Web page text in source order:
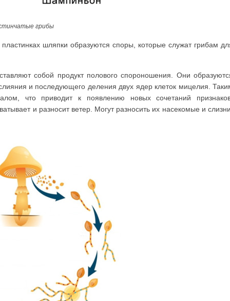
грибы
шляпки образуются споры, которые служат грибам
собой продукт полового спороношения. Они
и последующего деления двух ядер клеток мицелия.
что приводит к появлению новых сочетаний
и разносит ветер. Могут разносить их насекомые и слизни,